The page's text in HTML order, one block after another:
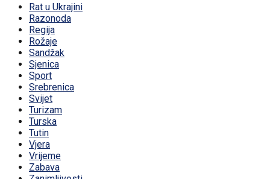
Rat u Ukrajini
Razonoda
Regija
Rožaje
Sandžak
Sjenica
Sport
Srebrenica
Svijet
Turizam
Turska
Tutin
Vjera
Vrijeme
Zabava